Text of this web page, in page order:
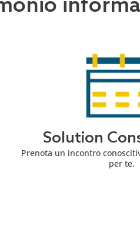
Solution
Prenota un incontro
per te.